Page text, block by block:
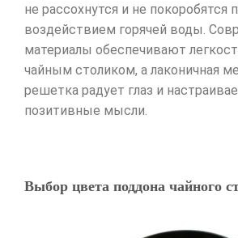
не рассохнутся и не покоробятся
воздействием горячей воды.
материалы обеспечивают
чайным столиком, а лаконичная
решетка радует глаз и
позитивные мысли.
Выбор цвета поддона чайного